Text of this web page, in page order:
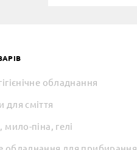
обладнання
для сміття
мило-піна, гелі